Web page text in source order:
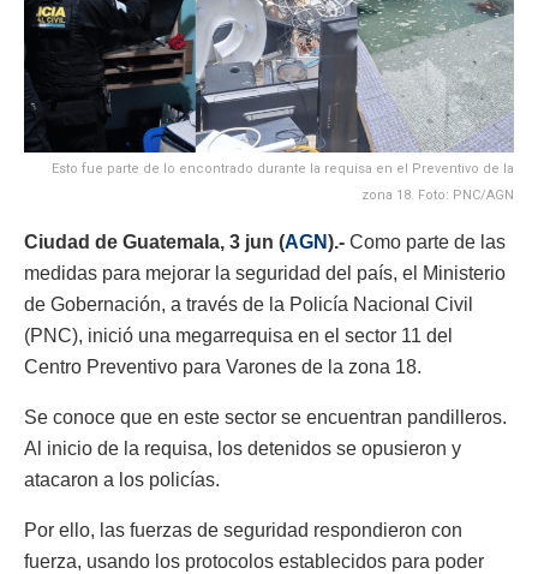
Esto fue parte de lo encontrado durante la requisa en el Preventivo de la
zona 18. Foto: PNC/AGN
Ciudad de Guatemala, 3 jun (AGN).- Como parte de las
medidas para mejorar la seguridad del país, el Ministerio
de Gobernación, a través de la Policía Nacional Civil
(PNC), inició una megarrequisa en el sector 11 del
Centro Preventivo para Varones de la zona 18.
Se conoce que en este sector se encuentran pandilleros.
Al inicio de la requisa, los detenidos se opusieron y
atacaron a los policías.
Por ello, las fuerzas de seguridad respondieron con
fuerza, usando los protocolos establecidos para poder